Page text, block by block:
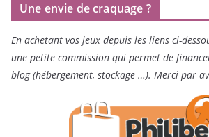
Une envie de craquage ?
En achetant vos jeux depuis les liens ci-
une petite commission qui permet de
blog (hébergement, stockage …). Merci par